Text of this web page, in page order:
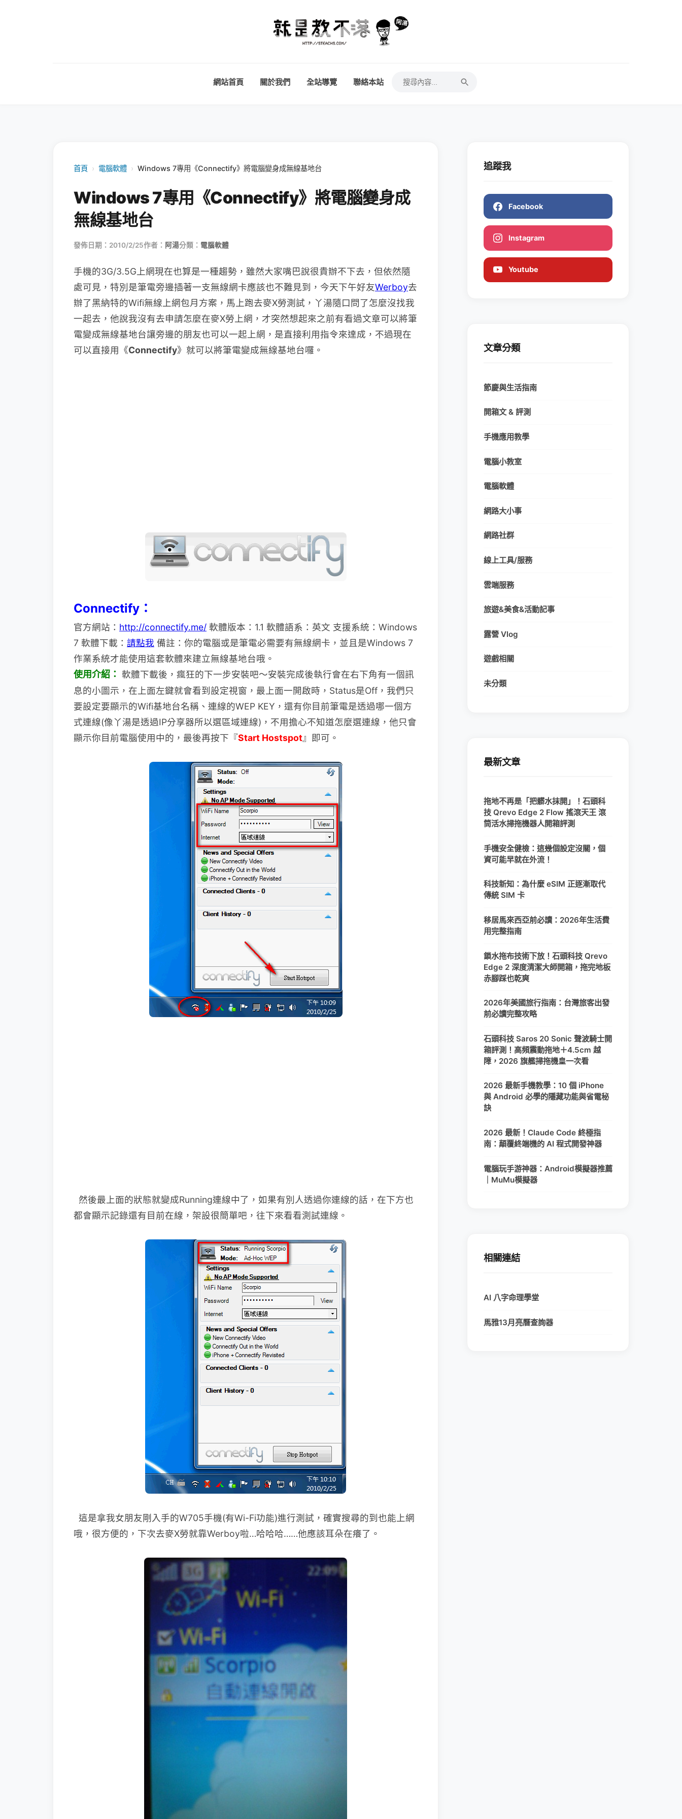
網站首頁 關於我們 全站導覽 聯絡本站
首頁 › 電腦軟體 › Windows 7專用《Connectify》將電腦變身成無線基地台
Windows 7專用《Connectify》將電腦變身成
無線基地台
發佈日期：2010/2/25作者： 阿湯分類： 電腦軟體
手機的3G/3.5G上網現在也算是一種趨勢，雖然大家嘴巴說很貴辦不下去，但依然隨
處可見，特別是筆電旁邊插著一支無線網卡應該也不難見到，今天下午好友Werboy去
辦了黑納特的Wifi無線上網包月方案，馬上跑去麥X勞測試，丫湯隨口問了怎麼沒找我
一起去，他說我沒有去申請怎麼在麥X勞上網，才突然想起來之前有看過文章可以將筆
電變成無線基地台讓旁邊的朋友也可以一起上網，是直接利用指令來達成，不過現在
可以直接用《Connectify》就可以將筆電變成無線基地台囉。
Connectify：
官方網站： http://connectify.me/ 軟體版本：1.1 軟體語系：英文 支援系統：Windows
7 軟體下載： 請點我 備註：你的電腦或是筆電必需要有無線網卡，並且是Windows 7
作業系統才能使用這套軟體來建立無線基地台哦。
使用介紹： 軟體下載後，瘋狂的下一步安裝吧～安裝完成後執行會在右下角有一個訊
息的小圖示，在上面左鍵就會看到設定視窗，最上面一開啟時，Status是Off，我們只
要設定要顯示的Wifi基地台名稱、連線的WEP KEY，還有你目前筆電是透過哪一個方
式連線(像丫湯是透過IP分享器所以選區域連線)，不用擔心不知道怎麼選連線，他只會
顯示你目前電腦使用中的，最後再按下『Start Hostspot』即可。
然後最上面的狀態就變成Running連線中了，如果有別人透過你連線的話，在下方也
都會顯示記錄還有目前在線，架設很簡單吧，往下來看看測試連線。
這是拿我女朋友剛入手的W705手機(有Wi-Fi功能)進行測試，確實搜尋的到也能上網
哦，很方便的，下次去麥X勞就靠Werboy啦…哈哈哈……他應該耳朵在癢了。
追蹤我
Facebook
Instagram
Youtube
文章分類
節慶與生活指南
開箱文 & 評測
手機應用教學
電腦小教室
電腦軟體
網路大小事
網路社群
線上工具/服務
雲端服務
旅遊&美食&活動記事
露營 Vlog
遊戲相關
未分類
最新文章
拖地不再是「把髒水抹開」！石頭科
技 Qrevo Edge 2 Flow 搖滾天王 滾
筒活水掃拖機器人開箱評測
手機安全健檢：這幾個設定沒關，個
資可能早就在外流！
科技新知：為什麼 eSIM 正逐漸取代
傳統 SIM 卡
移居馬來西亞前必讀：2026年生活費
用完整指南
鎖水拖布技術下放！石頭科技 Qrevo
Edge 2 深度清潔大師開箱，拖完地板
赤腳踩也乾爽
2026年美國旅行指南：台灣旅客出發
前必讀完整攻略
石頭科技 Saros 20 Sonic 聲波騎士開
箱評測！高頻震動拖地＋4.5cm 越
障，2026 旗艦掃拖機皇一次看
2026 最新手機教學：10 個 iPhone
與 Android 必學的隱藏功能與省電秘
訣
2026 最新！Claude Code 終極指
南：顛覆終端機的 AI 程式開發神器
電腦玩手游神器：Android模擬器推薦
｜MuMu模擬器
相關連結
AI 八字命理學堂
馬雅13月亮曆查詢器